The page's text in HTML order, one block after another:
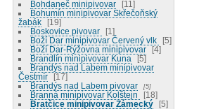
Bohdaneč minipivovar
11
Bohumín minipivovar Skřečoňský
žabák
19
Boskovice pivovar
1
Boží Dar minipivovar Červený vlk
5
Boží Dar-Rýžovna minipivovar
4
Brandlín minipivovar Kuna
5
Brandýs nad Labem minipivovar
Čestmír
17
Brandýs nad Labem pivovar
5
Branná minipivovar Kolštejn
18
Bratčice minipivovar Zámecký
5